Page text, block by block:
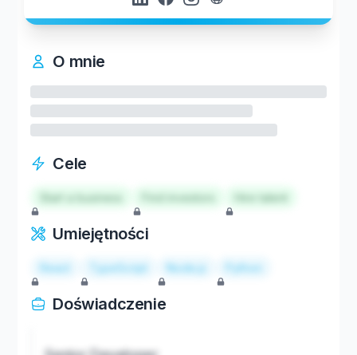
O mnie
Cele
Start a business Hire talent
Umiejętności
React TypeScript Node.js Python
Doświadczenie